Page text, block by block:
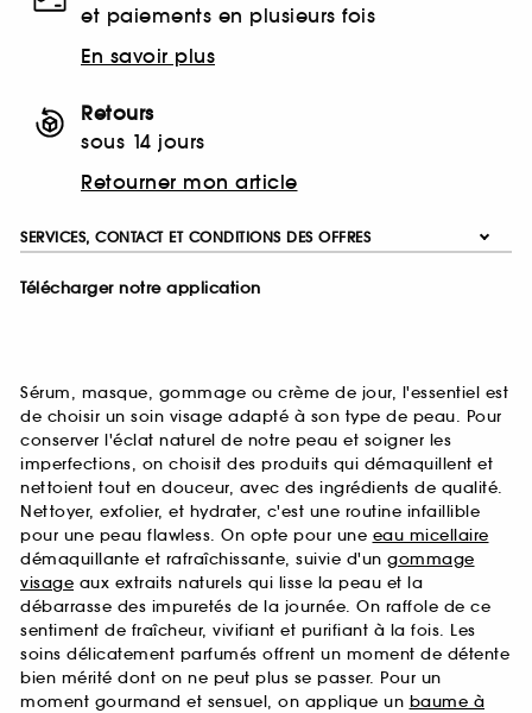
et paiements en plusieurs fois
En savoir plus
Retours
sous 14 jours
Retourner mon article
SERVICES, CONTACT ET CONDITIONS DES OFFRES
Télécharger notre application
Sérum, masque, gommage ou crème de jour, l'essentiel est
de choisir un soin visage adapté à son type de peau. Pour
conserver l'éclat naturel de notre peau et soigner les
imperfections, on choisit des produits qui démaquillent et
nettoient tout en douceur, avec des ingrédients de qualité.
Nettoyer, exfolier, et hydrater, c'est une routine infaillible
pour une peau flawless. On opte pour une eau micellaire
démaquillante et rafraîchissante, suivie d'un gommage
visage aux extraits naturels qui lisse la peau et la
débarrasse des impuretés de la journée. On raffole de ce
sentiment de fraîcheur, vivifiant et purifiant à la fois. Les
soins délicatement parfumés offrent un moment de détente
bien mérité dont on ne peut plus se passer. Pour un
moment gourmand et sensuel, on applique un baume à